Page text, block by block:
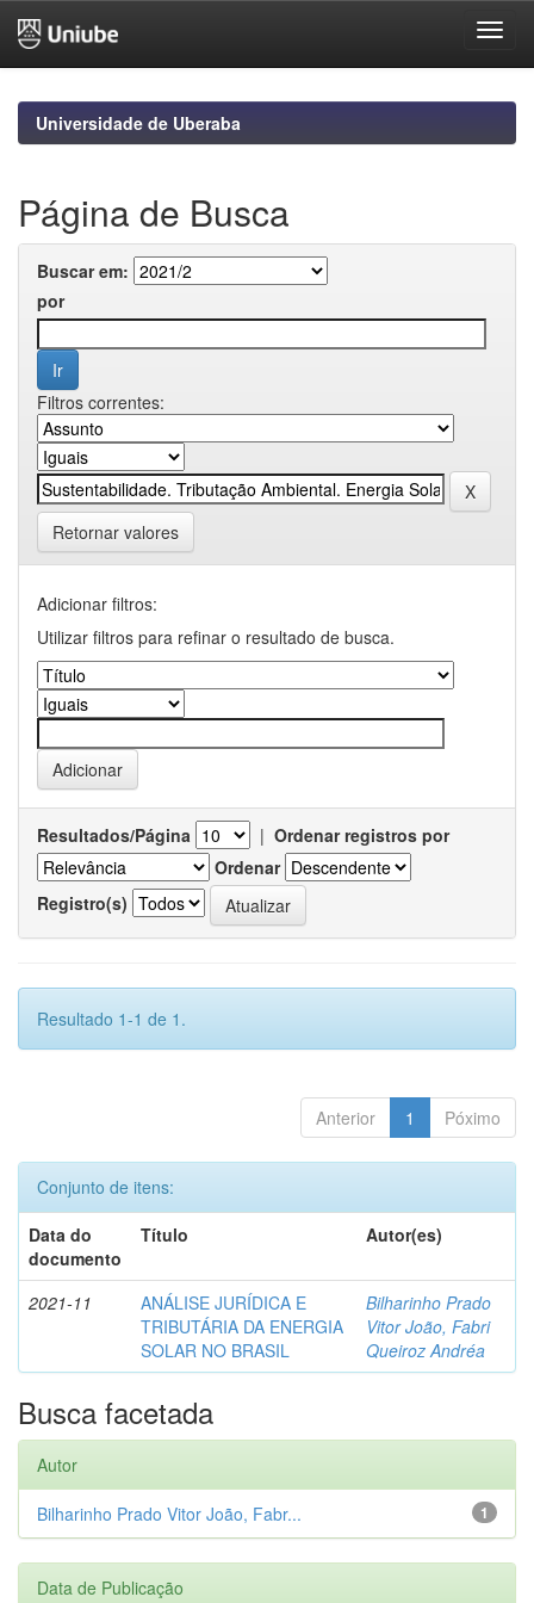
navigationUniversidade de Uberaba
Página de Busca
Buscar em:
por
Filtros correntes:
Retornar valores
Adicionar filtros:
Utilizar filtros para refinar o resultado de busca.
Resultados/Página | Ordenar registros por
Ordenar
Registro(s)
Resultado 1-1 de 1.
Anterior 1 Póximo
Conjunto de itens:
Data do
documento
Título Autor(es)
2021-11
ANÁLISE JURÍDICA E
TRIBUTÁRIA DA ENERGIA
SOLAR NO BRASIL
Bilharinho Prado
Vitor João, Fabri
Queiroz Andréa
Busca facetada
Autor
1
Bilharinho Prado Vitor João, Fabr...
Data de Publicação